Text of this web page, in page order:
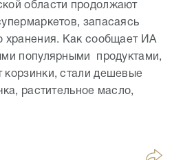
области продолжают
запасаясь
хранения. Как сообщает ИА
популярными продуктами,
корзинки, стали дешевые
растительное масло,